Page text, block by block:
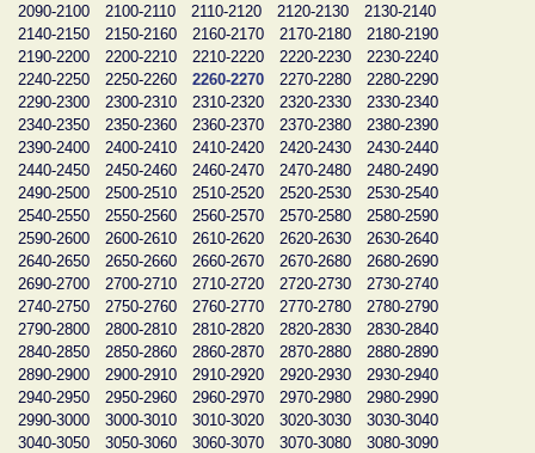
2090-2100
2100-2110 2110-2120 2120-2130
2130-2140
2140-2150
2150-2160 2160-2170 2170-2180
2180-2190
2190-2200
2200-2210 2210-2220 2220-2230
2230-2240
2240-2250
2250-2260 2260-2270 2270-2280
2280-2290
2290-2300
2300-2310 2310-2320 2320-2330
2330-2340
2340-2350
2350-2360 2360-2370 2370-2380
2380-2390
2390-2400
2400-2410 2410-2420 2420-2430
2430-2440
2440-2450
2450-2460 2460-2470 2470-2480
2480-2490
2490-2500
2500-2510 2510-2520 2520-2530
2530-2540
2540-2550
2550-2560 2560-2570 2570-2580
2580-2590
2590-2600
2600-2610 2610-2620 2620-2630
2630-2640
2640-2650
2650-2660 2660-2670 2670-2680
2680-2690
2690-2700
2700-2710 2710-2720 2720-2730
2730-2740
2740-2750
2750-2760 2760-2770 2770-2780
2780-2790
2790-2800
2800-2810 2810-2820 2820-2830
2830-2840
2840-2850
2850-2860 2860-2870 2870-2880
2880-2890
2890-2900
2900-2910 2910-2920 2920-2930
2930-2940
2940-2950
2950-2960 2960-2970 2970-2980
2980-2990
2990-3000
3000-3010 3010-3020 3020-3030
3030-3040
3040-3050
3050-3060 3060-3070 3070-3080
3080-3090